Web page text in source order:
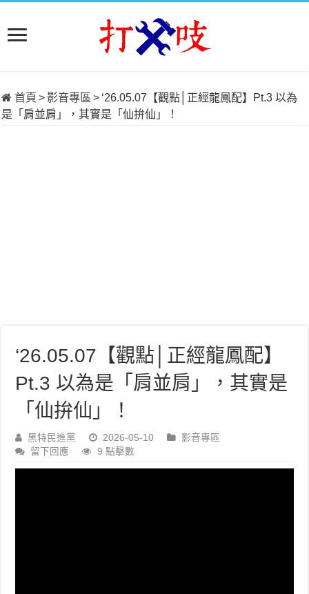
首頁 > 影音專區 > ‘26.05.07【觀點│正經龍鳳配】Pt.3 以為
是「肩並肩」，其實是「仙拚仙」！
‘26.05.07【觀點│正經龍鳳配】
Pt.3 以為是「肩並肩」，其實是
「仙拚仙」！
黑特民進黨 2026-05-10
影音專區
留下回應
9 點擊數